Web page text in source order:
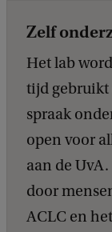
Zelf
Het lab
tijd gebruikt
spraak
open voor
aan de
door
ACLC en